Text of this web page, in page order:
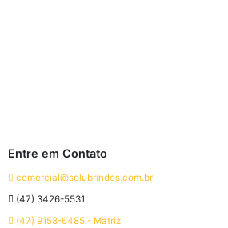
Entre em Contato
comercial@solubrindes.com.br
(47) 3426-5531
(47) 9153-6485 - Matriz